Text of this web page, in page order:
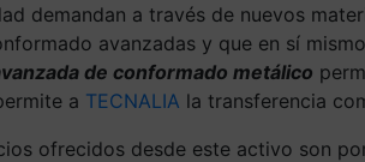
demandan a través de nuevos
avanzadas y que en sí
de conformado metálico
a TECNALIA la transferencia
ofrecidos desde este activo son